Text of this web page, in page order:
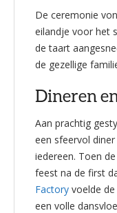
De ceremonie
eilandje voor het
de taart
de gezellige
Dineren
Aan prachtig
een sfeervol
iedereen. Toen
feest na de first
Factory voelde
een volle